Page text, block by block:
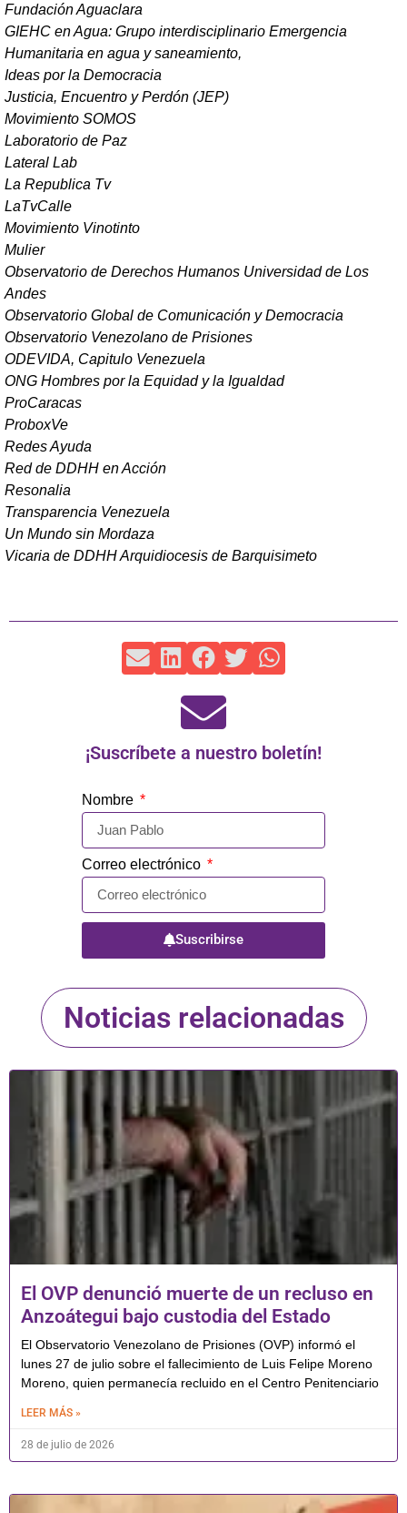
Fundación Aguaclara
GIEHC en Agua: Grupo interdisciplinario Emergencia
Humanitaria en agua y saneamiento,
Ideas por la Democracia
Justicia, Encuentro y Perdón (JEP)
Movimiento SOMOS
Laboratorio de Paz
Lateral Lab
La Republica Tv
LaTvCalle
Movimiento Vinotinto
Mulier
Observatorio de Derechos Humanos Universidad de Los
Andes
Observatorio Global de Comunicación y Democracia
Observatorio Venezolano de Prisiones
ODEVIDA, Capitulo Venezuela
ONG Hombres por la Equidad y la Igualdad
ProCaracas
ProboxVe
Redes Ayuda
Red de DDHH en Acción
Resonalia
Transparencia Venezuela
Un Mundo sin Mordaza
Vicaria de DDHH Arquidiocesis de Barquisimeto
¡Suscríbete a nuestro boletín!
Nombre
Correo electrónico
Suscribirse
Noticias relacionadas
El OVP denunció muerte de un recluso en
Anzoátegui bajo custodia del Estado
El Observatorio Venezolano de Prisiones (OVP) informó el
lunes 27 de julio sobre el fallecimiento de Luis Felipe Moreno
Moreno, quien permanecía recluido en el Centro Penitenciario
LEER MÁS »
28 de julio de 2026